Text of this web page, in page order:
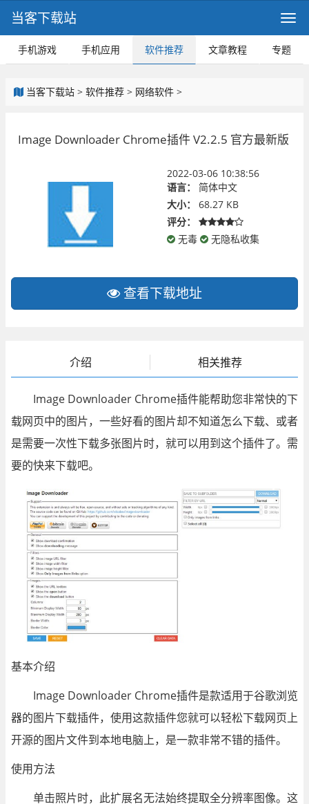
当客下载站
手机游戏 手机应用 软件推荐 文章教程 专题
当客下载站 > 软件推荐 > 网络软件 >
Image Downloader Chrome插件 V2.2.5 官方最新版
2022-03-06 10:38:56
语言：
简体中文
大小：
68.27 KB
评分：
无毒
无隐私收集
查看下载地址
介绍 相关推荐
Image Downloader Chrome插件能帮助您非常快的下
载网页中的图片，一些好看的图片却不知道怎么下载、或者
是需要一次性下载多张图片时，就可以用到这个插件了。需
要的快来下载吧。
基本介绍
Image Downloader Chrome插件是款适用于谷歌浏览
器的图片下载插件，使用这款插件您就可以轻松下载网页上
开源的图片文件到本地电脑上，是一款非常不错的插件。
使用方法
单击照片时，此扩展名无法始终提取全分辨率图像。这